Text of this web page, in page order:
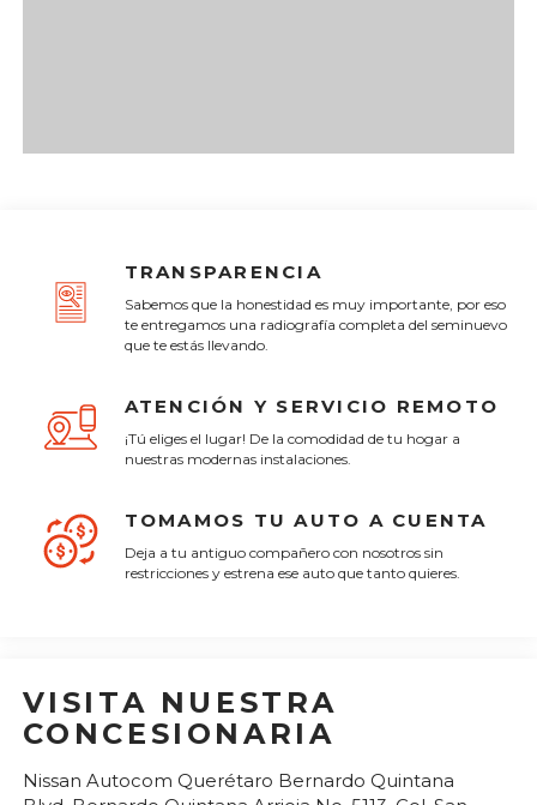
TRANSPARENCIA
Sabemos que la honestidad es muy importante, por eso
te entregamos una radiografía completa del seminuevo
que te estás llevando.
ATENCIÓN Y SERVICIO REMOTO
¡Tú eliges el lugar! De la comodidad de tu hogar a
nuestras modernas instalaciones.
TOMAMOS TU AUTO A CUENTA
Deja a tu antiguo compañero con nosotros sin
restricciones y estrena ese auto que tanto quieres.
VISITA NUESTRA
CONCESIONARIA
Nissan Autocom Querétaro Bernardo Quintana